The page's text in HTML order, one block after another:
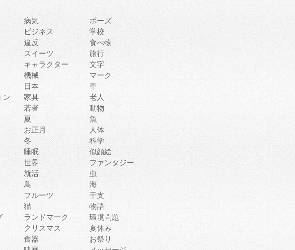
病気
ポーズ
ビジネス
学校
違反
食べ物
スイーツ
旅行
キャラクター
文字
機械
マーク
日本
車
ン 家具
老人
若者
動物
夏
魚
お正月
人体
冬
科学
睡眠
似顔絵
世界
ファンタジー
就活
虫
鳥
海
フルーツ
干支
猫
物語
ランドマーク
環境問題
クリスマス
夏休み
食器
お祭り